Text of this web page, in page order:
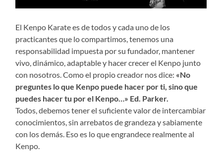
El Kenpo Karate es de todos y cada uno de los
practicantes que lo compartimos, tenemos una
responsabilidad impuesta por su fundador, mantener
vivo, dinámico, adaptable y hacer crecer el Kenpo junto
con nosotros. Como el propio creador nos dice: «No
preguntes lo que Kenpo puede hacer por ti, sino que
puedes hacer tu por el Kenpo…» Ed. Parker.
Todos, debemos tener el suficiente valor de intercambiar
conocimientos, sin arrebatos de grandeza y sabiamente
con los demás. Eso es lo que engrandece realmente al
Kenpo.